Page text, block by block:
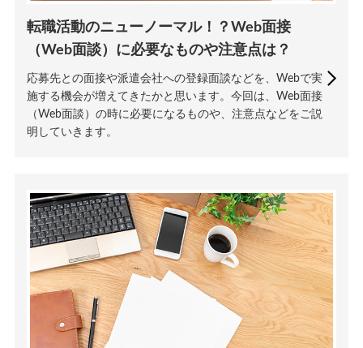
転職活動のニューノーマル！？Web面接
（Web面談）に必要なものや注意点は？
応募先との面接や派遣会社への登録面談などを、Webで実
施する機会が増えてきたかと思います。今回は、Web面接
（Web面談）の時に必要になるものや、注意点などをご説
明していきます。